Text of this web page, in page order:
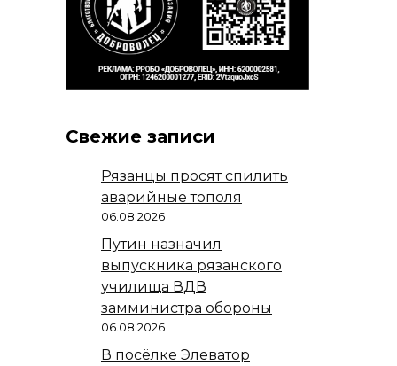
Свежие записи
Рязанцы просят спилить
аварийные тополя
06.08.2026
Путин назначил
выпускника рязанского
училища ВДВ
замминистра обороны
06.08.2026
В посёлке Элеватор